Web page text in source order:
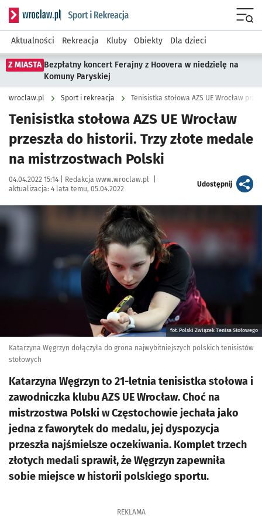
Serwis informacyjny wroclaw.pl podserwis: Sport i rekreacja
Aktualności Rekreacja Kluby Obiekty Dla dzieci
Z MIASTA Bezpłatny koncert Ferajny z Hoovera w niedzielę na
Komuny Paryskiej
wroclaw.pl Sport i rekreacja
Tenisistka stołowa AZS UE Wrocław
przeszła do historii. Trzy złote medale
na mistrzostwach Polski
Data publikacji:
04.04.2022 15:14 | Autor:
Redakcja www.wroclaw.pl
aktualizacja: 4 lata temu, 05.04.2022
Udostępnijartykuł
Kliknij, aby powiększyć
fot. Polski Związek Tenisa Stołowego
Katarzyna Węgrzyn dołączyła do grona najwybitniejszych polskich tenisistów
stołowych
Katarzyna Węgrzyn to 21-letnia tenisistka stołowa i
zawodniczka klubu AZS UE Wrocław. Choć na
mistrzostwa Polski w Częstochowie jechała jako
jedna z faworytek do medalu, jej dyspozycja
przeszła najśmielsze oczekiwania. Komplet trzech
złotych medali sprawił, że Węgrzyn zapewniła
sobie miejsce w historii polskiego sportu.
REKLAMA